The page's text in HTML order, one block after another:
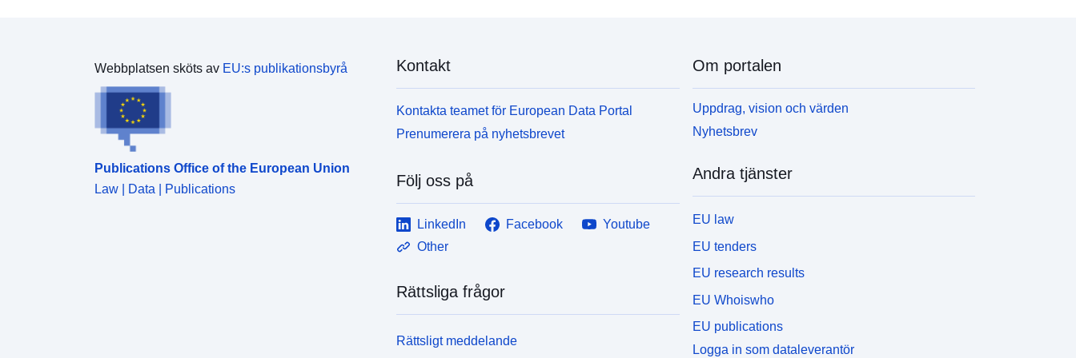
Webbplatsen sköts av EU:s publikationsbyrå
Publications Office of the European Union
Law | Data | Publications
Kontakt
Kontakta teamet för European Data Portal
Prenumerera på nyhetsbrevet
Följ oss på
LinkedIn Facebook
Youtube
Other
Rättsliga frågor
Rättsligt meddelande
Om portalen
Uppdrag, vision och värden
Nyhetsbrev
Andra tjänster
EU law
EU tenders
EU research results
EU Whoiswho
EU publications
Logga in som dataleverantör